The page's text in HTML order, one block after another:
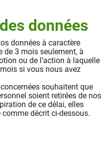
données
données à caractère
de 3 mois seulement, à
ou de l’action à laquelle
si vous nous avez
souhaitent que
soient retirées de nos
de ce délai, elles
décrit ci-dessous.